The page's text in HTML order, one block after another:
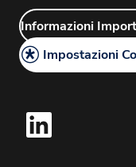
Come ordinare i
Come Restituire i
Domande Frequenti
Note Legali
Fogli Illustrativi
Informazioni
Customer Service
Informazioni
Impostazioni